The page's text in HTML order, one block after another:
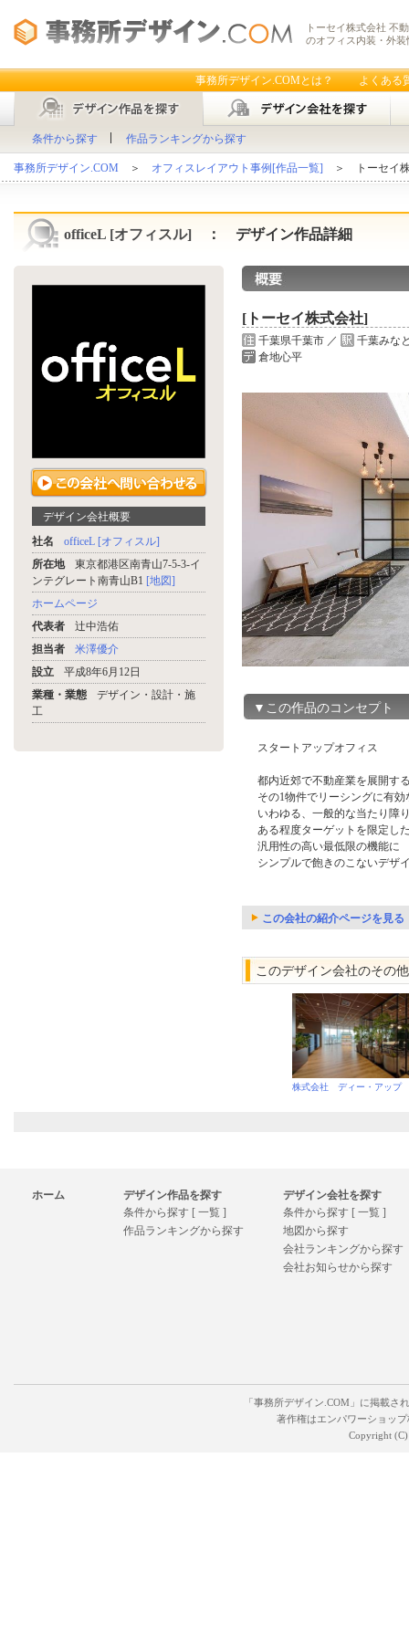
トーセイ株式会社 不
のオフィス内装・外装
事務所デザイン.COMとは？ よくある
条件から探す 作品ランキングから探す
事務所デザイン.COM ＞ オフィスレイアウト事例[作品一覧] ＞ トーセイ
officeL [オフィスル] ： デザイン作品詳細
デザイン会社概要
社名
officeL [オフィスル]
所在地
東京都港区南青山7-5-3-イ
ンテグレート南青山B1 [地図]
ホームページ
代表者
辻中浩佑
担当者
米澤優介
設立
平成8年6月12日
業種・業態
デザイン・設計・施
工
[トーセイ株式会社]
千葉県千葉市 ／
千葉みな
倉地心平
▼この作品のコンセプト
スタートアップオフィス
都内近郊で不動産業を展開す
その1物件でリーシングに有
いわゆる、一般的な当たり障
ある程度ターゲットを限定し
汎用性の高い最低限の機能に
シンプルで飽きのこないデザ
この会社の紹介ページを見る
このデザイン会社のその
株式会社 ディー・アップ
ホーム
デザイン作品を探す
条件から探す [ 一覧 ]
作品ランキングから探す
デザイン会社を探す
条件から探す [ 一覧 ]
地図から探す
会社ランキングから探す
会社お知らせから探す
「事務所デザイン.COM」に掲載さ
著作権はエンパワーショッ
Copyright